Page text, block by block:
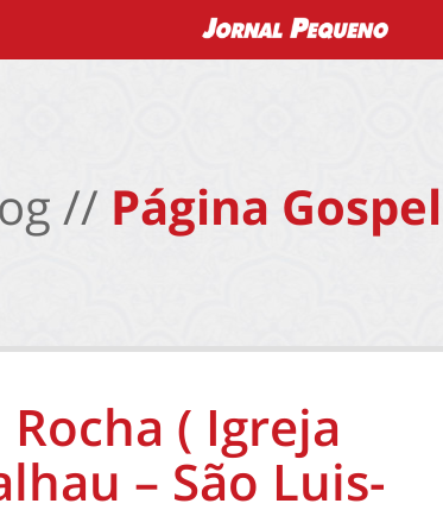
// Página Gospel
( Igreja
– São Luis-